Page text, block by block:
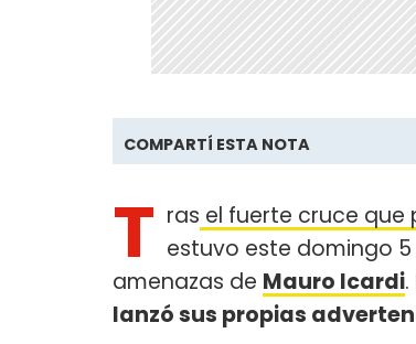
COMPARTÍ ESTA NOTA
T ras el fuerte cruce que
estuvo este domingo 5
amenazas de Mauro Icardi
lanzó sus propias